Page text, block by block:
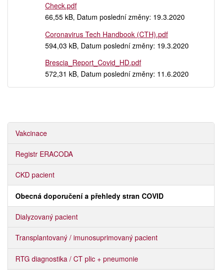
Check.pdf
66,55 kB, Datum poslední změny: 19.3.2020
Coronavirus Tech Handbook (CTH).pdf
594,03 kB, Datum poslední změny: 19.3.2020
Brescia_Report_Covid_HD.pdf
572,31 kB, Datum poslední změny: 11.6.2020
Vakcinace
Registr ERACODA
CKD pacient
Obecná doporučení a přehledy stran COVID
Dialyzovaný pacient
Transplantovaný / imunosuprimovaný pacient
RTG diagnostika / CT plic + pneumonie